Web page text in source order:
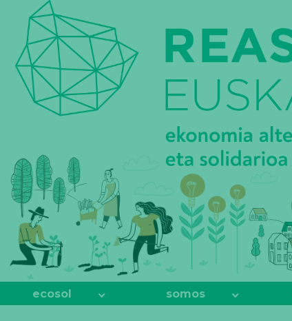
REAS
EUSKADI
ecosol somos